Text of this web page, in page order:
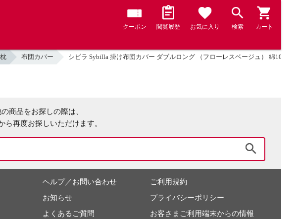
クーポン 閲覧履歴 お気に入り 検索 カート
布団カバー シビラ Sybilla 掛け布団カバー ダブルロング （フローレスベージュ） 綿100%
商品をお探しの際は、
ら再度お探しいただけます。
ヘルプ／お問い合わせ
お知らせ
よくあるご質問
ご利用規約
プライバシーポリシー
お客さまご利用端末からの情報